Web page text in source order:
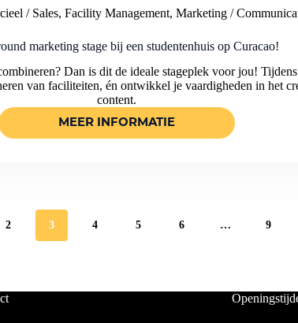
RESORT!
/ Sales, Facility Management, Marketing /
marketing stage bij een studentenhuis op Curacao!
Dan is dit de ideale stageplek voor jou! Tijdens
van faciliteiten, én ontwikkel je vaardigheden in het
content.
MEER INFORMATIE
JOUW
ALLROUND
CURACAO!
2 3 4 5 6 … 9